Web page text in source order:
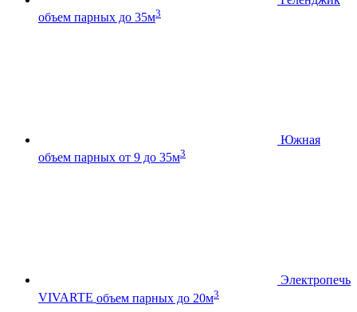
объем парных до 35м3
Южная
объем парных от 9 до 35м3
Электропечь
VIVARTE объем парных до 20м3